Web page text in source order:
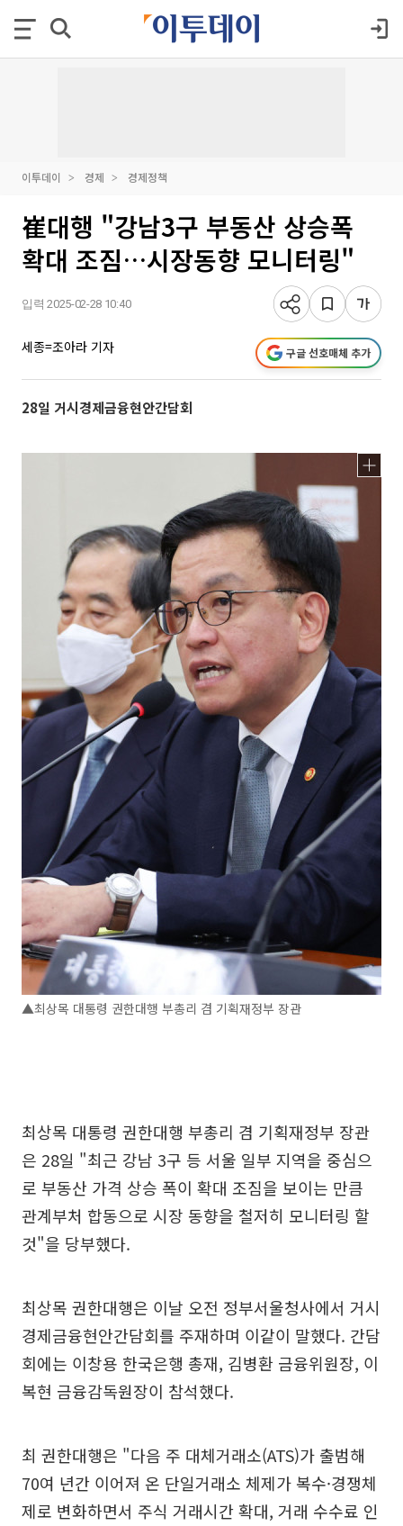
이투데이 경제 경제정책
崔대행 "강남3구 부동산 상승폭
확대 조짐…시장동향 모니터링"
입력 2025-02-28 10:40
세종=조아라 기자 구글 선호매체 추가
28일 거시경제금융현안간담회
▲최상목 대통령 권한대행 부총리 겸 기획재정부 장관
최상목 대통령 권한대행 부총리 겸 기획재정부 장관
은 28일 "최근 강남 3구 등 서울 일부 지역을 중심으
로 부동산 가격 상승 폭이 확대 조짐을 보이는 만큼
관계부처 합동으로 시장 동향을 철저히 모니터링 할
것"을 당부했다.
최상목 권한대행은 이날 오전 정부서울청사에서 거시
경제금융현안간담회를 주재하며 이같이 말했다. 간담
회에는 이창용 한국은행 총재, 김병환 금융위원장, 이
복현 금융감독원장이 참석했다.
최 권한대행은 "다음 주 대체거래소(ATS)가 출범해
70여 년간 이어져 온 단일거래소 체제가 복수·경쟁체
제로 변화하면서 주식 거래시간 확대, 거래 수수료 인